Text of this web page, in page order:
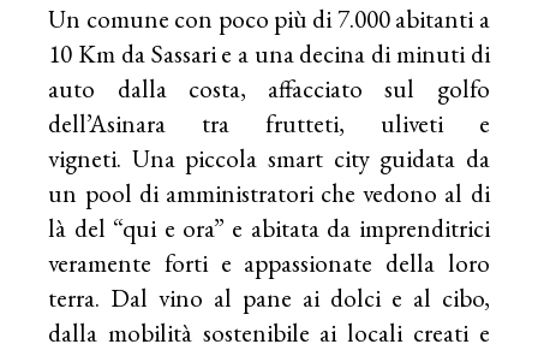
Un comune con poco più di 7.000 abitanti a
10 Km da Sassari e a una decina di minuti di
auto dalla costa, affacciato sul golfo
dell’Asinara tra frutteti, uliveti e
vigneti. Una piccola smart city guidata da
un pool di amministratori che vedono al di
là del “qui e ora” e abitata da imprenditrici
veramente forti e appassionate della loro
terra. Dal vino al pane ai dolci e al cibo,
dalla mobilità sostenibile ai locali creati e